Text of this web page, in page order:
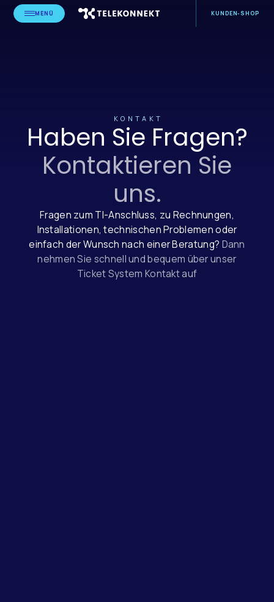
MENÜ KUNDEN-SHOP
KONTAKT
Haben Sie Fragen?
Kontaktieren Sie
uns.
Fragen zum TI-Anschluss, zu Rechnungen,
Installationen, technischen Problemen oder
einfach der Wunsch nach einer Beratung? Dann
nehmen Sie schnell und bequem über unser
Ticket System Kontakt auf